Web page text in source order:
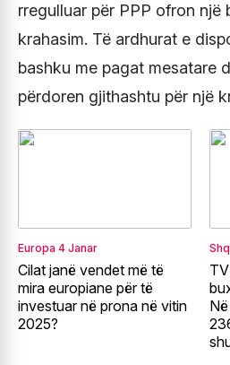
rregulluar për PPP ofron një
krahasim. Të ardhurat e
bashku me pagat mesatare
përdoren gjithashtu për një
Europa 4 Janar
Cilat janë vendet më të
mira europiane për të
investuar në prona në vitin
2025?